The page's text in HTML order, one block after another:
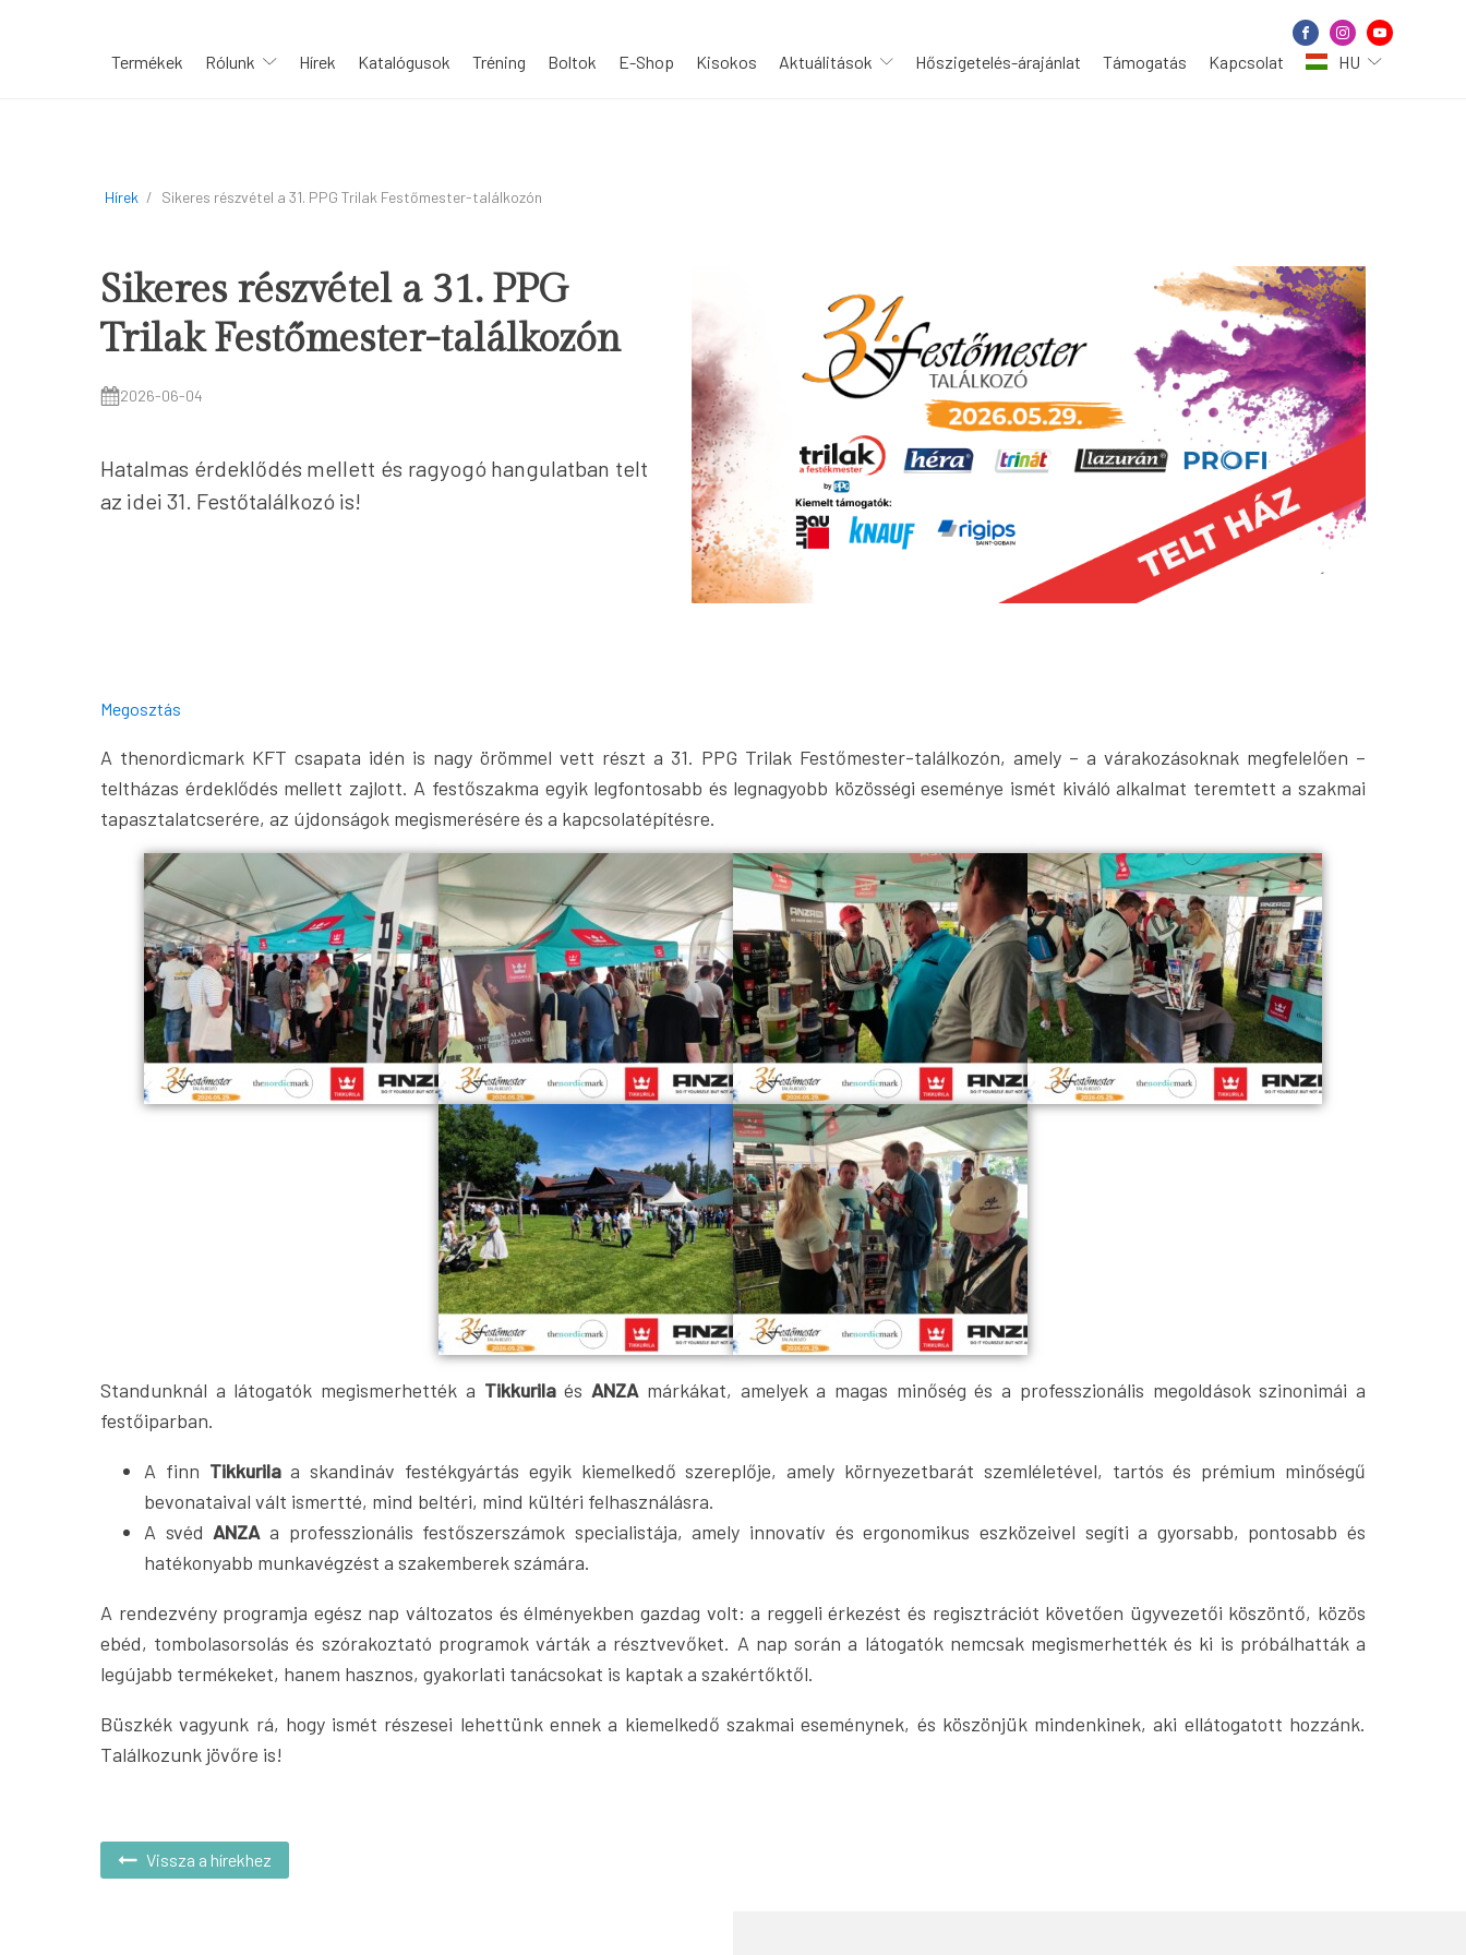
Termékek Rólunk Hírek Katalógusok Tréning Boltok E-Shop Kisokos Aktuálitások Hőszigetelés-árajánlat Támogatás Kapcsolat HU
Hírek / Sikeres részvétel a 31. PPG Trilak Festőmester-találkozón
Sikeres részvétel a 31. PPG
Trilak Festőmester-találkozón
2026-06-04
Hatalmas érdeklődés mellett és ragyogó hangulatban telt
az idei 31. Festőtalálkozó is!
Megosztás
A thenordicmark KFT csapata idén is nagy örömmel vett részt a 31. PPG Trilak Festőmester-találkozón, amely – a várakozásoknak megfelelően –
teltházas érdeklődés mellett zajlott. A festőszakma egyik legfontosabb és legnagyobb közösségi eseménye ismét kiváló alkalmat teremtett a szakmai
tapasztalatcserére, az újdonságok megismerésére és a kapcsolatépítésre.
Standunknál a látogatók megismerhették a Tikkurilaés ANZAmárkákat, amelyek a magas minőség és a professzionális megoldások szinonimái a
festőiparban.
A finn Tikkurilaa skandináv festékgyártás egyik kiemelkedő szereplője, amely környezetbarát szemléletével, tartós és prémium minőségű
bevonataival vált ismertté, mind beltéri, mind kültéri felhasználásra.
A svéd ANZAa professzionális festőszerszámok specialistája, amely innovatív és ergonomikus eszközeivel segíti a gyorsabb, pontosabb és
hatékonyabb munkavégzést a szakemberek számára.
A rendezvény programja egész nap változatos és élményekben gazdag volt: a reggeli érkezést és regisztrációt követően ügyvezetői köszöntő, közös
ebéd, tombolasorsolás és szórakoztató programok várták a résztvevőket. A nap során a látogatók nemcsak megismerhették és ki is próbálhatták a
legújabb termékeket, hanem hasznos, gyakorlati tanácsokat is kaptak a szakértőktől.
Büszkék vagyunk rá, hogy ismét részesei lehettünk ennek a kiemelkedő szakmai eseménynek, és köszönjük mindenkinek, aki ellátogatott hozzánk.
Találkozunk jövőre is!
Vissza a hírekhez